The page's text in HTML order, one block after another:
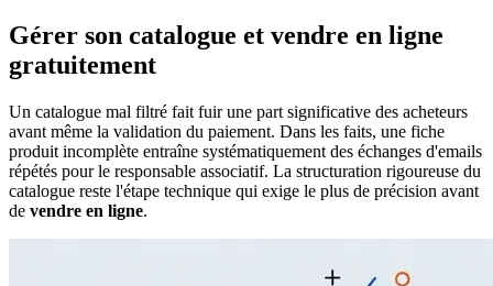
Gérer son catalogue et vendre en ligne
gratuitement
Un catalogue mal filtré fait fuir une part significative des acheteurs
avant même la validation du paiement. Dans les faits, une fiche
produit incomplète entraîne systématiquement des échanges d'emails
répétés pour le responsable associatif. La structuration rigoureuse du
catalogue reste l'étape technique qui exige le plus de précision avant
de vendre en ligne.